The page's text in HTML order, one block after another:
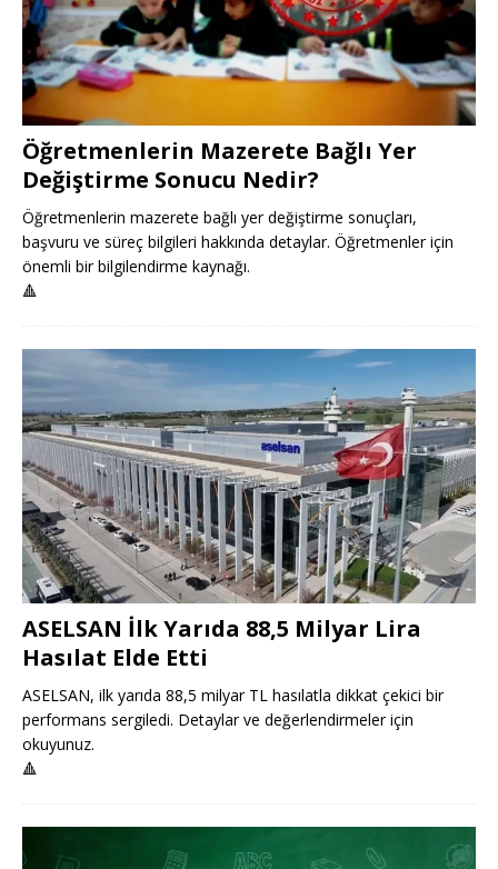
Öğretmenlerin Mazerete Bağlı Yer
Değiştirme Sonucu Nedir?
Öğretmenlerin mazerete bağlı yer değiştirme sonuçları,
başvuru ve süreç bilgileri hakkında detaylar. Öğretmenler için
önemli bir bilgilendirme kaynağı.
🔺
ASELSAN İlk Yarıda 88,5 Milyar Lira
Hasılat Elde Etti
ASELSAN, ilk yarıda 88,5 milyar TL hasılatla dikkat çekici bir
performans sergiledi. Detaylar ve değerlendirmeler için
okuyunuz.
🔺